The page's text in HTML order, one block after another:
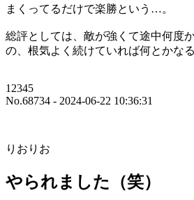
まくってるだけで楽勝という…。
総評としては、敵が強くて途中何度
の、根気よく続けていれば何とかな
12345
No.68734 - 2024-06-22 10:36:31
りおりお
やられました（笑）